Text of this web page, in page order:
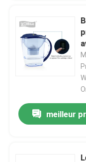
Broc alcalin de
Broc classique
Broc de l'eau de
meilleur